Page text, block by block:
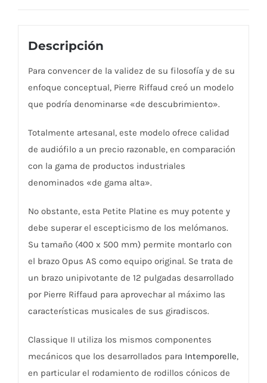
Descripción
Para convencer de la validez de su filosofía y de su
enfoque conceptual, Pierre Riffaud creó un modelo
que podría denominarse «de descubrimiento».
Totalmente artesanal, este modelo ofrece calidad
de audiófilo a un precio razonable, en comparación
con la gama de productos industriales
denominados «de gama alta».
No obstante, esta Petite Platine es muy potente y
debe superar el escepticismo de los melómanos.
Su tamaño (400 x 500 mm) permite montarlo con
el brazo Opus AS como equipo original. Se trata de
un brazo unipivotante de 12 pulgadas desarrollado
por Pierre Riffaud para aprovechar al máximo las
características musicales de sus giradiscos.
Classique II utiliza los mismos componentes
mecánicos que los desarrollados para Intemporelle,
en particular el rodamiento de rodillos cónicos de